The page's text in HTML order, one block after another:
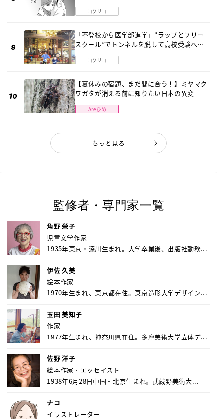
コクリコ
「不登校から医学部進学」“ラップとフリー
スクール”でトンネルを脱して高校受験へ
コクリコ
【夏休みの宿題、まだ間に合う！】ミヤマク
ワガタが消える前に知りたい日本の異変
Aneひめ
もっと見る
監修者・専門家一覧
角野 栄子
児童文学作家
1935年東京・深川生まれ。大学卒業後、出版社勤務...
伊佐 久美
絵本作家
1970年生まれ、東京都在住。東京造形大学デザイン...
玉田 美知子
作家
1977年生まれ、神奈川県在住。多摩美術大学立体デ...
佐野 洋子
絵本作家・エッセイスト
1938年6月28日中国・北京生まれ。武蔵野美術大...
ナコ
イラストレーター